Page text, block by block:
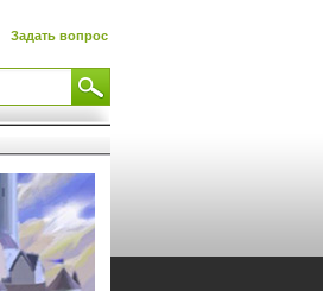
Задать вопрос